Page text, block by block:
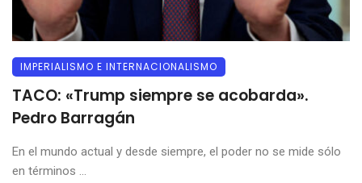
IMPERIALISMO E INTERNACIONALISMO
TACO: «Trump siempre se acobarda».
Pedro Barragán
En el mundo actual y desde siempre, el poder no se mide sólo
en términos ...